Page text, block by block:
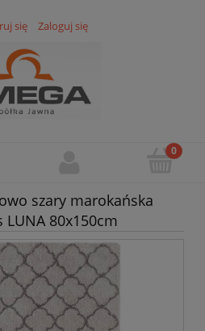
się Zaloguj się
szary marokańska
80x150cm